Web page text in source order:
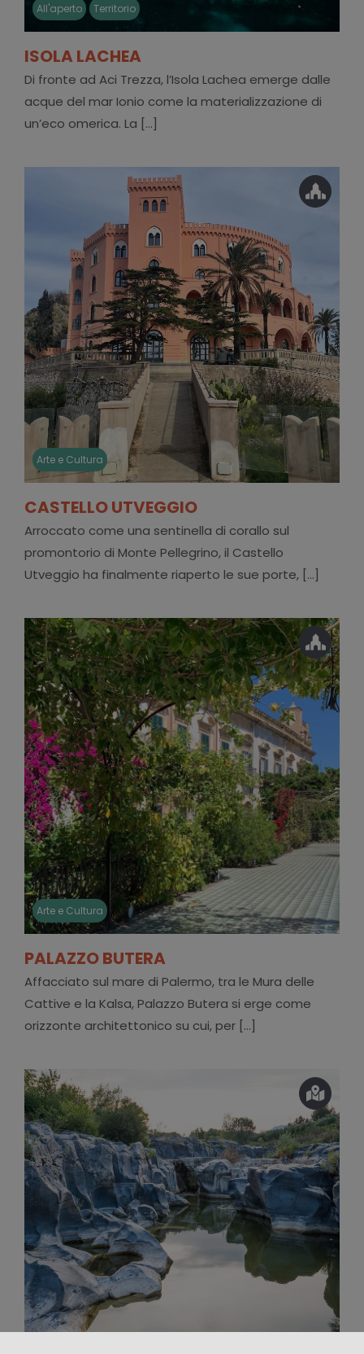
All'aperto Territorio
ISOLA LACHEA
Di fronte ad Aci Trezza, l’Isola Lachea emerge dalle
acque del mar Ionio come la materializzazione di
un’eco omerica. La [...]
Arte e Cultura
CASTELLO UTVEGGIO
Arroccato come una sentinella di corallo sul
promontorio di Monte Pellegrino, il Castello
Utveggio ha finalmente riaperto le sue porte, [...]
Arte e Cultura
PALAZZO BUTERA
Affacciato sul mare di Palermo, tra le Mura delle
Cattive e la Kalsa, Palazzo Butera si erge come
orizzonte architettonico su cui, per [...]